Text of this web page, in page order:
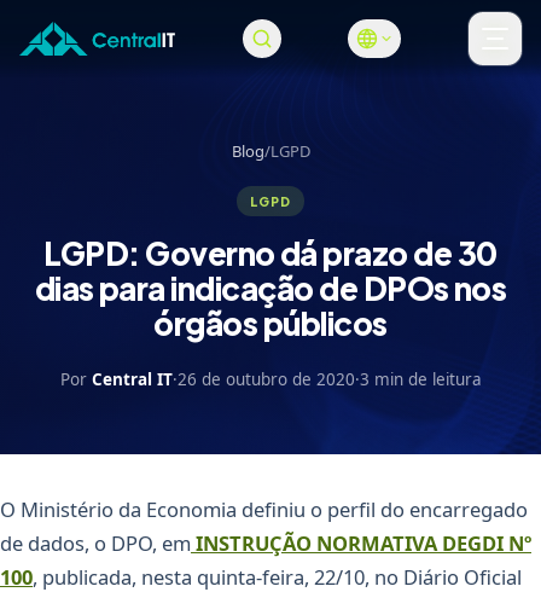
Pular para o conteúdo principal
Blog/LGPD
LGPD
LGPD: Governo dá prazo de 30
dias para indicação de DPOs nos
órgãos públicos
Por Central IT·26 de outubro de 2020·3 min de leitura
O Ministério da Economia definiu o perfil do encarregado
de dados, o DPO, em INSTRUÇÃO NORMATIVA DEGDI Nº
100, publicada, nesta quinta-feira, 22/10, no Diário Oficial